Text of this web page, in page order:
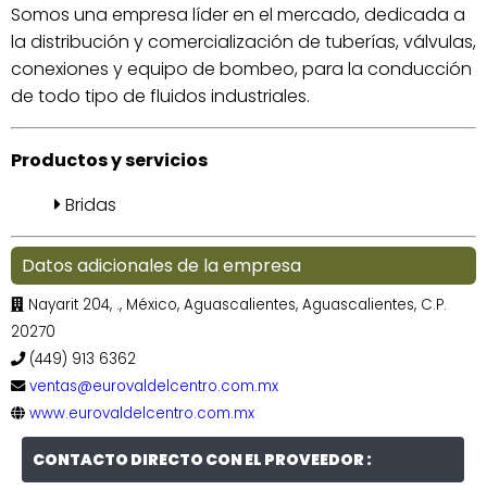
Somos una empresa líder en el mercado, dedicada a
la distribución y comercialización de tuberías, válvulas,
conexiones y equipo de bombeo, para la conducción
de todo tipo de fluidos industriales.
Productos y servicios
Bridas
Datos adicionales de la empresa
Nayarit 204, ., México, Aguascalientes, Aguascalientes, C.P.
20270
(449) 913 6362
ventas@eurovaldelcentro.com.mx
www.eurovaldelcentro.com.mx
CONTACTO DIRECTO CON EL PROVEEDOR :